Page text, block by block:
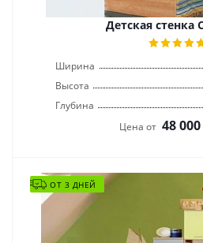
Детская стенка
Ширина
Высота
Глубина
Цена от 48 000
ОТ 3 ДНЕЙ